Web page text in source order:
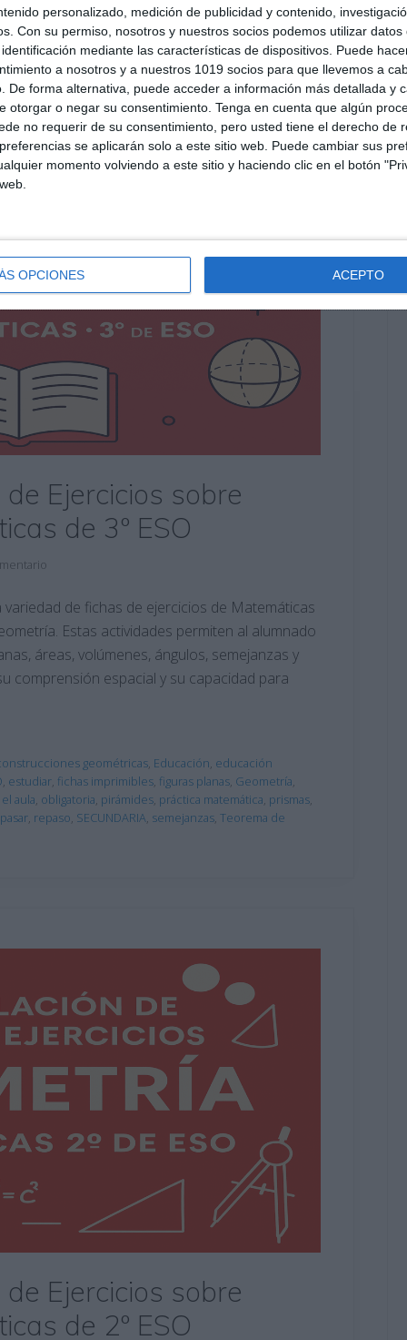
personalizado, medición de publicidad y contenido,
Con su permiso, nosotros y nuestros socios podemos utilizar datos
mediante las características de dispositivos. Puede
a nosotros y a nuestros 1019 socios para que llevemos a
De forma alternativa, puede acceder a información más detallada y
otorgar o negar su consentimiento. Tenga en cuenta que algún
no requerir de su consentimiento, pero usted tiene el derecho de
se aplicarán solo a este sitio web. Puede cambiar sus
momento volviendo a este sitio y haciendo clic en el botón
OPCIONES ACEPTO
proporcionalidad,razones,RECURSOS,recursos
,sistema métrico ,Triángulos
Ejercicios sobre
de 3º ESO
de fichas de ejercicios de Matemáticas
Estas actividades permiten al alumnado
áreas, volúmenes, ángulos, semejanzas y
comprensión espacial y su capacidad para
geométricas, Educación, educación
, estudiar, fichas imprimibles, figuras planas, Geometría,
aula, obligatoria, pirámides, práctica matemática, prismas,
, repaso, SECUNDARIA, semejanzas, Teorema de
Ejercicios sobre
de 2º ESO